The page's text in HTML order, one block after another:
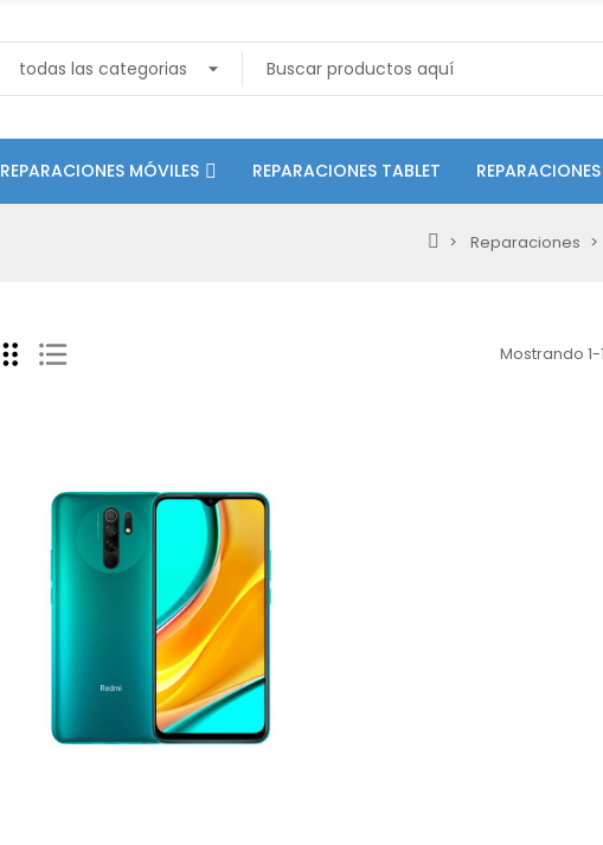
REPARACIONES MÓVILES REPARACIONES TABLET
Reparaciones
Mostrando